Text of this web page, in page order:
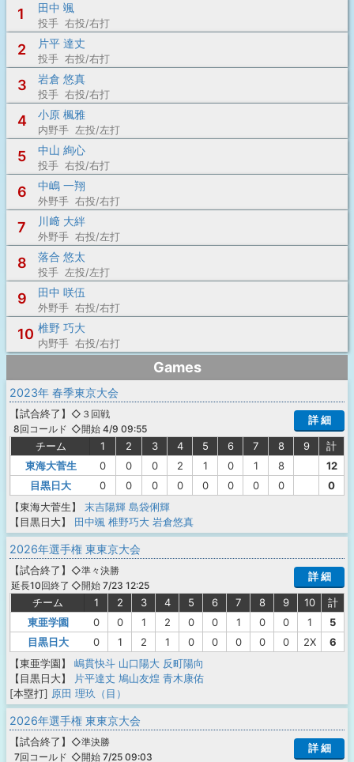
1
田中 颯
投手 右投/右打
2 片平 達丈
投手 右投/右打
3 岩倉 悠真
投手 右投/右打
4 小原 楓雅
内野手 左投/左打
5 中山 絢心
投手 右投/右打
6 中嶋 一翔
外野手 右投/右打
7 川﨑 大絆
外野手 右投/左打
8 落合 悠太
投手 左投/左打
9 田中 咲伍
外野手 右投/右打
10 椎野 巧大
内野手 右投/右打
Games
2023年 春季東京大会
【試合終了 】
8回コールド
◇３回戦
◇開始 4/9 09:55
詳 細
チーム 1 2 3 4 5 6 7 8 9
計
東海大菅生
0 0 0 2 1 0 1 8
12
目黒日大
0 0 0 0 0 0 0 0
0
【東海大菅生】
末吉陽輝 島袋俐輝
【目黒日大】
田中颯 椎野巧大 岩倉悠真
2026年選手権 東東京大会
【試合終了 】
延長10回終了
◇準々決勝
◇開始 7/23 12:25
詳 細
チーム 1 2 3 4 5 6 7 8 9 10
計
東亜学園
0 0 1 2 0 0 1 0 0 1
5
目黒日大
0 1 2 1 0 0 0 0 0 2X
6
【東亜学園】
嶋貫快斗 山口陽大 反町陽向
【目黒日大】
片平達丈 鳩山友煌 青木康佑
[本塁打] 原田 理玖（目）
2026年選手権 東東京大会
【試合終了 】
7回コールド
◇準決勝
◇開始 7/25 09:03
詳 細